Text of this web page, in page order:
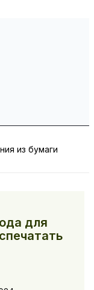
из бумаги
для